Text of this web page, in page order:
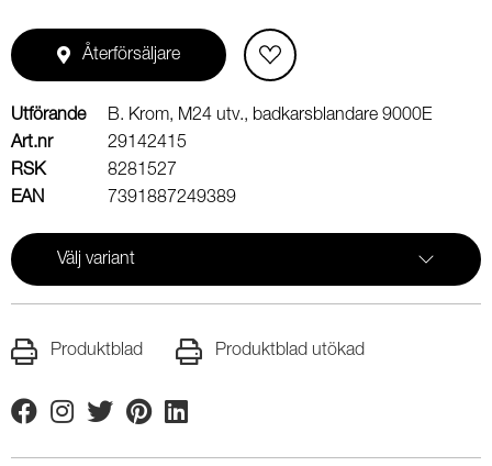
Återförsäljare
Utförande
B. Krom, M24 utv., badkarsblandare 9000E
Art.nr
29142415
RSK
8281527
EAN
7391887249389
Välj variant
Produktblad Produktblad utökad
FacebookInstagram
TwitterPinterestLinkedin